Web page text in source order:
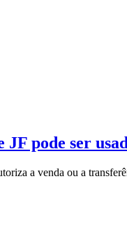
pode ser
a venda ou a